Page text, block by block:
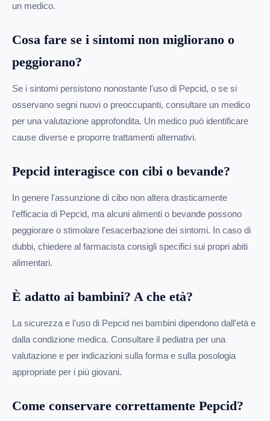
un medico.
Cosa fare se i sintomi non migliorano o
peggiorano?
Se i sintomi persistono nonostante l'uso di Pepcid, o se si
osservano segni nuovi o preoccupanti, consultare un medico
per una valutazione approfondita. Un medico può identificare
cause diverse e proporre trattamenti alternativi.
Pepcid interagisce con cibi o bevande?
In genere l'assunzione di cibo non altera drasticamente
l'efficacia di Pepcid, ma alcuni alimenti o bevande possono
peggiorare o stimolare l'esacerbazione dei sintomi. In caso di
dubbi, chiedere al farmacista consigli specifici sui propri abiti
alimentari.
È adatto ai bambini? A che età?
La sicurezza e l'uso di Pepcid nei bambini dipendono dall'età e
dalla condizione medica. Consultare il pediatra per una
valutazione e per indicazioni sulla forma e sulla posologia
appropriate per i più giovani.
Come conservare correttamente Pepcid?